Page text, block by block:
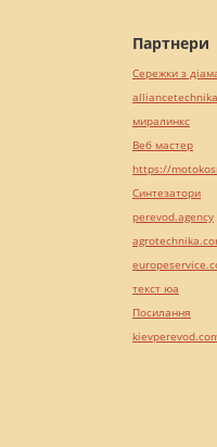
Партнери
Сережки з
миралинкс
Веб мастер
https://
Синтезатори
perevod.agency
текст юа
Посилання